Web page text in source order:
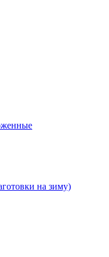
на зиму)